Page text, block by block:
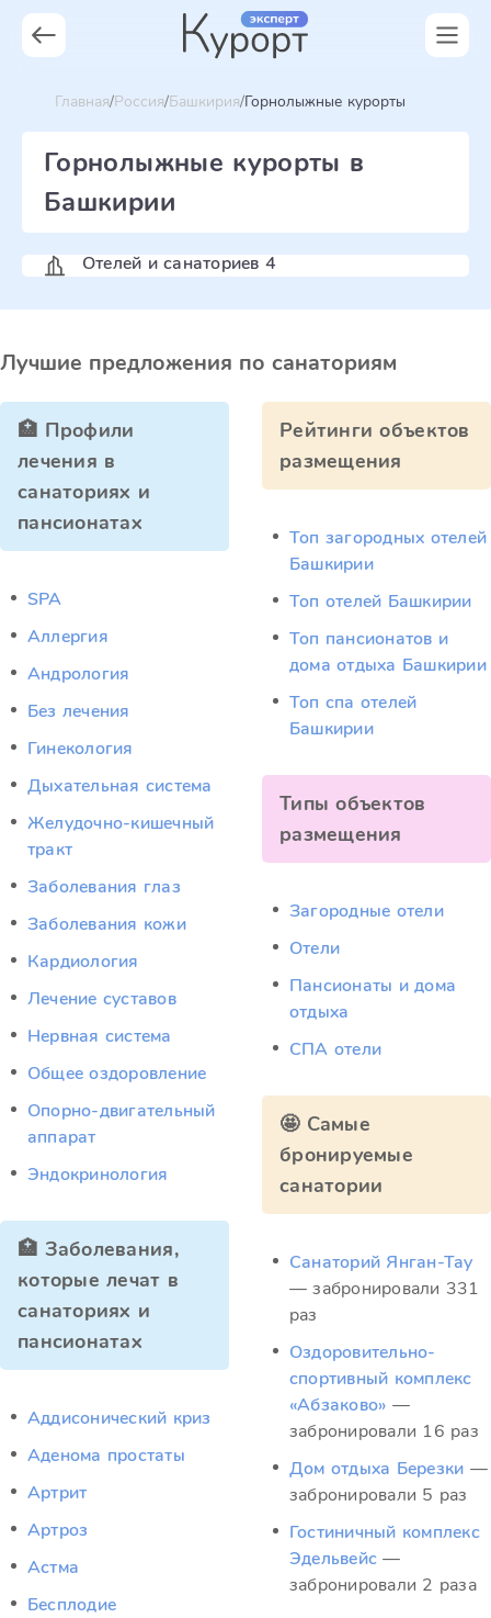
Главная Россия Башкирия Горнолыжные курорты
Горнолыжные курорты в
Башкирии
Отелей и санаториев 4
Лучшие предложения по санаториям
🏥 Профили
лечения в
санаториях и
пансионатах
SPA
Аллергия
Андрология
Без лечения
Гинекология
Дыхательная система
Желудочно-кишечный
тракт
Заболевания глаз
Заболевания кожи
Кардиология
Лечение суставов
Нервная система
Общее оздоровление
Опорно-двигательный
аппарат
Эндокринология
🏥 Заболевания,
которые лечат в
санаториях и
пансионатах
Аддисонический криз
Аденома простаты
Артрит
Артроз
Астма
Бесплодие
Рейтинги объектов
размещения
Топ загородных отелей
Башкирии
Топ отелей Башкирии
Топ пансионатов и
дома отдыха Башкирии
Топ спа отелей
Башкирии
Типы объектов
размещения
Загородные отели
Отели
Пансионаты и дома
отдыха
СПА отели
🤩 Самые
бронируемые
санатории
Санаторий Янган-Тау
— забронировали 331
раз
Оздоровительно-
спортивный комплекс
«Абзаково» —
забронировали 16 раз
Дом отдыха Березки —
забронировали 5 раз
Гостиничный комплекс
Эдельвейс —
забронировали 2 раза